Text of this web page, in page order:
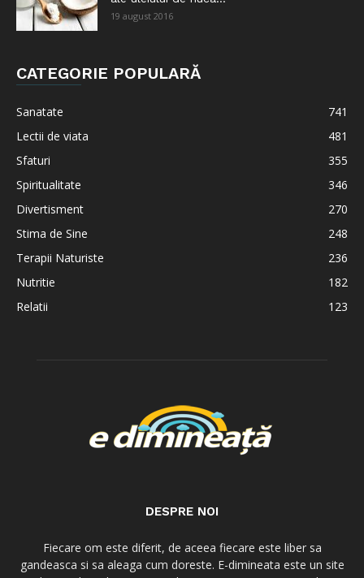
19 august 2016
CATEGORIE POPULARĂ
Sanatate
741
Lectii de viata
481
Sfaturi
355
Spiritualitate
346
Divertisment
270
Stima de Sine
248
Terapii Naturiste
236
Nutritie
182
Relatii
123
DESPRE NOI
Fiecare om este diferit, de aceea fiecare este liber sa
gandeasca si sa aleaga cum doreste. E-dimineata este un site